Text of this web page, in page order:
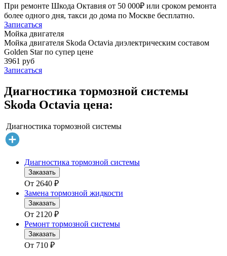
При ремонте Шкода Октавия от 50 000₽ или сроком ремонта
более одного дня, такси до дома по Москве бесплатно.
Записаться
Мойка двигателя
Мойка двигателя Skoda Octavia диэлектрическим составом
Golden Star по супер цене
3961 руб
Записаться
Диагностика тормозной системы
Skoda Octavia цена:
Диагностика тормозной системы
Диагностика тормозной системы
Заказать
От 2640 ₽
Замена тормозной жидкости
Заказать
От 2120 ₽
Ремонт тормозной системы
Заказать
От 710 ₽